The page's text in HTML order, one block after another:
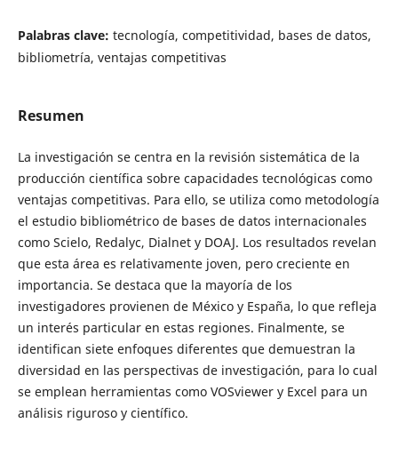
Palabras clave: tecnología, competitividad, bases de datos,
bibliometría, ventajas competitivas
Resumen
La investigación se centra en la revisión sistemática de la
producción científica sobre capacidades tecnológicas como
ventajas competitivas. Para ello, se utiliza como metodología
el estudio bibliométrico de bases de datos internacionales
como Scielo, Redalyc, Dialnet y DOAJ. Los resultados revelan
que esta área es relativamente joven, pero creciente en
importancia. Se destaca que la mayoría de los
investigadores provienen de México y España, lo que refleja
un interés particular en estas regiones. Finalmente, se
identifican siete enfoques diferentes que demuestran la
diversidad en las perspectivas de investigación, para lo cual
se emplean herramientas como VOSviewer y Excel para un
análisis riguroso y científico.